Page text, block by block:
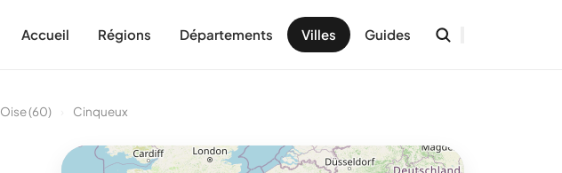
Accueil Régions Départements Villes Guides
Oise (60) Cinqueux